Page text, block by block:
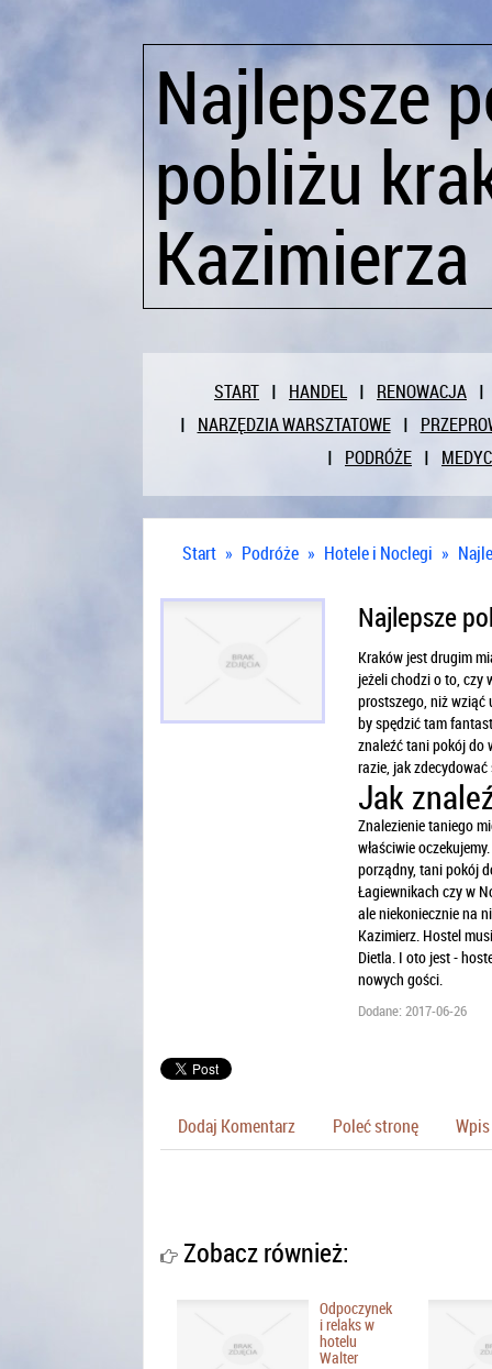
Najlepsze
pobliżu
Kazimierza
START HANDEL
RENOWACJA
NARZĘDZIA WARSZTATOWE
PODRÓŻE
Start » Podróże » Hotele i Noclegi »
Najlepsze
Kraków jest drugim
jeżeli chodzi o to, czy
prostszego, niż wziąć
by spędzić tam
znaleźć tani pokój do
razie, jak zdecydować
Jak
Znalezienie taniego
właściwie
porządny, tani pokój
Łagiewnikach czy w
ale niekoniecznie na
Kazimierz. Hostel
Dietla. I oto jest -
nowych gości.
Dodane: 2017-06-26
Dodaj Komentarz Poleć stronę
Zobacz również:
Odpoczynek
i relaks w
hotelu
Walter